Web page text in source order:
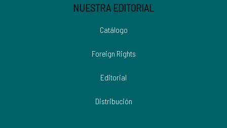
NUESTRA EDITORIAL
Catálogo
Foreign Rights
Editorial
Distribución